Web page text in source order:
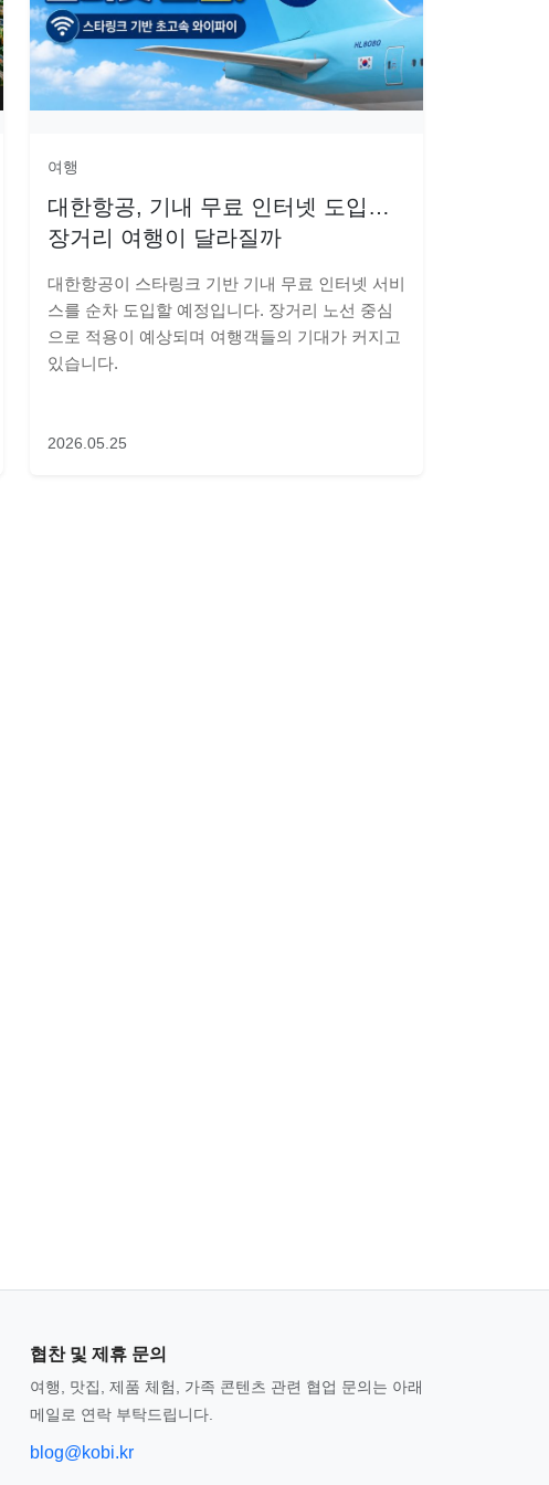
여행
대한항공, 기내 무료 인터넷 도입…
장거리 여행이 달라질까
대한항공이 스타링크 기반 기내 무료 인터넷 서비
스를 순차 도입할 예정입니다. 장거리 노선 중심
으로 적용이 예상되며 여행객들의 기대가 커지고
있습니다.
2026.05.25
협찬 및 제휴 문의
여행, 맛집, 제품 체험, 가족 콘텐츠 관련 협업 문의는 아래
메일로 연락 부탁드립니다.
blog@kobi.kr